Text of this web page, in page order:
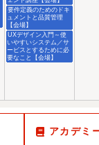
要件定義のためのドキ
ュメントと品質管理
【会場】
UXデザイン入門～使
いやすいシステム／サ
ービスとするために必
要なこと【会場】
アカデミ